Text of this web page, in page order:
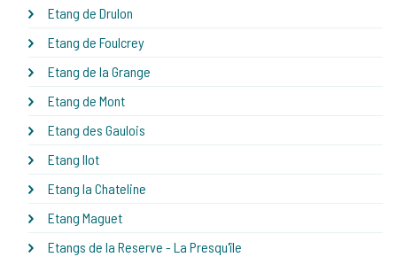
Etang de Drulon
Etang de Foulcrey
Etang de la Grange
Etang de Mont
Etang des Gaulois
Etang Ilot
Etang la Chateline
Etang Maguet
Etangs de la Reserve - La Presqu'île